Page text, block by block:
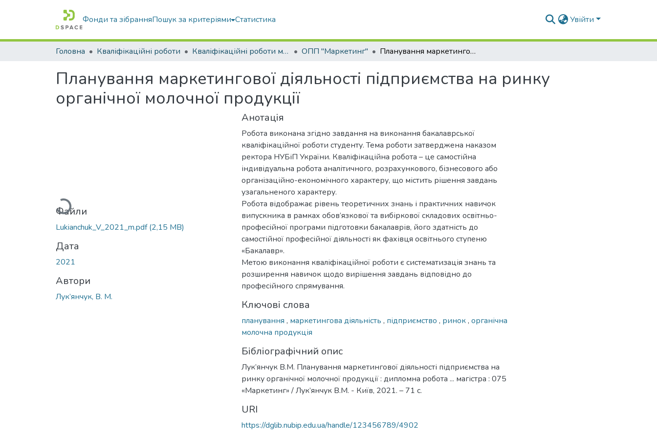
Фонди та зібранняПошук за критеріями Статистика Увійти
Головна Кваліфікаційні роботи Кваліфікаційні роботи магістрів ОПП "Маркетинг" Планування маркетингової діяльності підприємства на ринку органічної молочної продукції
Планування маркетингової діяльності підприємства на ринку
органічної молочної продукції
Вантажиться...
Файли
Lukianchuk_V_2021_m.pdf(2,15 MB)
Дата
2021
Автори
Лук’янчук, В. М.
Анотація
Робота виконана згідно завдання на виконання бакалаврської
кваліфікаційної роботи студенту. Тема роботи затверджена наказом
ректора НУБіП України. Кваліфікаційна робота – це самостійна
індивідуальна робота аналітичного, розрахункового, бізнесового або
організаційно-економічного характеру, що містить рішення завдань
узагальненого характеру.
Робота відображає рівень теоретичних знань і практичних навичок
випускника в рамках обов’язкової та вибіркової складових освітньо-
професійної програми підготовки бакалаврів, його здатність до
самостійної професійної діяльності як фахівця освітнього ступеню
«Бакалавр».
Метою виконання кваліфікаційної роботи є систематизація знань та
розширення навичок щодо вирішення завдань відповідно до
професійного спрямування.
Ключові слова
планування , маркетингова діяльність , підприємство , ринок, органічна
молочна продукція
Бібліографічний опис
Лук’янчук В.М. Планування маркетингової діяльності підприємства на
ринку органічної молочної продукції : дипломна робота ... магістра : 075
«Маркетинг» / Лук’янчук В.М. - Київ, 2021. – 71 с.
URI
https://dglib.nubip.edu.ua/handle/123456789/4902